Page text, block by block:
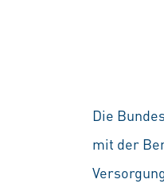
Die
mit der